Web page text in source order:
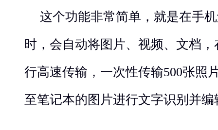
这个功能非常简单，就是在手
时，会自动将图片、视频、文档
行高速传输，一次性传输500张照
至笔记本的图片进行文字识别并编